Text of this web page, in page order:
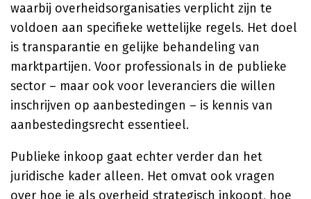
waarbij overheidsorganisaties verplicht zijn te
voldoen aan specifieke wettelijke regels. Het doel
is transparantie en gelijke behandeling van
marktpartijen. Voor professionals in de publieke
sector – maar ook voor leveranciers die willen
inschrijven op aanbestedingen – is kennis van
aanbestedingsrecht essentieel.
Publieke inkoop gaat echter verder dan het
juridische kader alleen. Het omvat ook vragen
over hoe je als overheid strategisch inkoopt, hoe